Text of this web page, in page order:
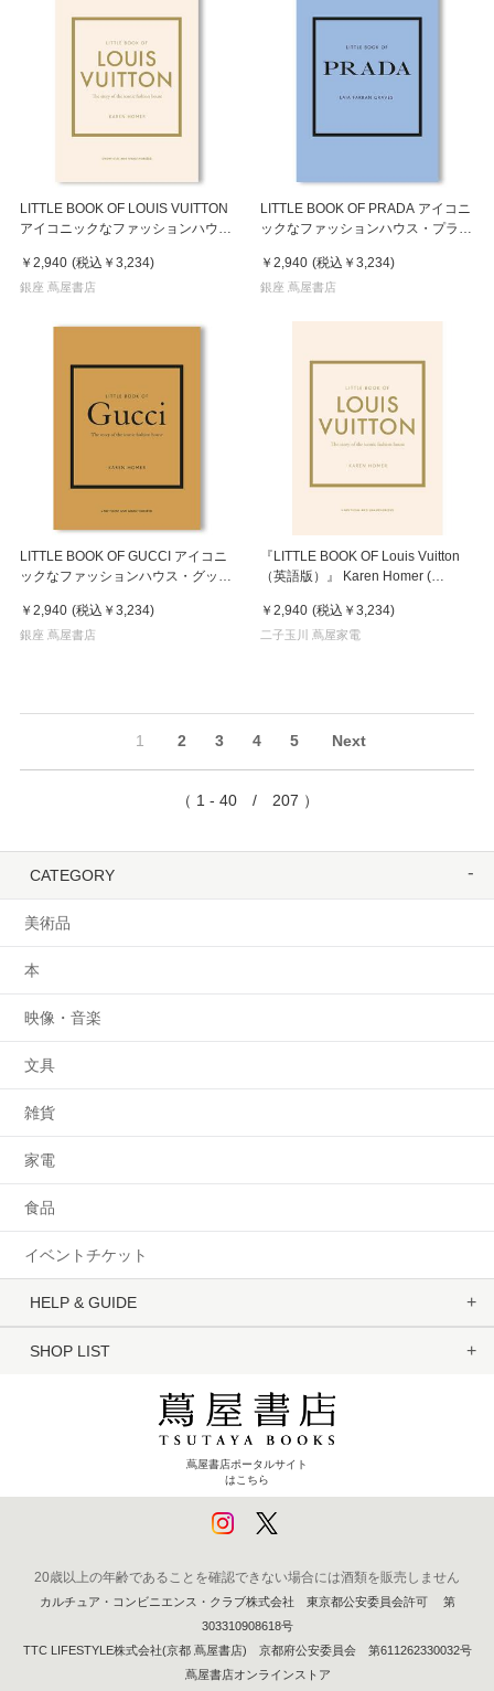
LITTLE BOOK OF LOUIS VUITTON
アイコニックなファッションハウ
￥2,940 (税込 ￥3,234)
銀座 蔦屋書店
LITTLE BOOK OF PRADA アイコニ
ックなファッションハウス・プラダ
￥2,940 (税込 ￥3,234)
銀座 蔦屋書店
LITTLE BOOK OF GUCCI アイコニ
ックなファッションハウス・グッチ
￥2,940 (税込 ￥3,234)
銀座 蔦屋書店
『LITTLE BOOK OF Louis Vuitton
（英語版）』 Karen Homer (
￥2,940 (税込 ￥3,234)
二子玉川 蔦屋家電
1 2 3 4 5 Next
（ 1 - 40 / 207 ）
CATEGORY
美術品
本
映像・音楽
文具
雑貨
家電
食品
イベントチケット
HELP & GUIDE
SHOP LIST
蔦屋書店ポータルサイト
はこちら
20歳以上の年齢であることを確認できない場合には酒類を販売しません
カルチュア・コンビニエンス・クラブ株式会社 東京都公安委員会許可 第
303310908618号
TTC LIFESTYLE株式会社(京都 蔦屋書店) 京都府公安委員会 第611262330032号
蔦屋書店オンラインストア